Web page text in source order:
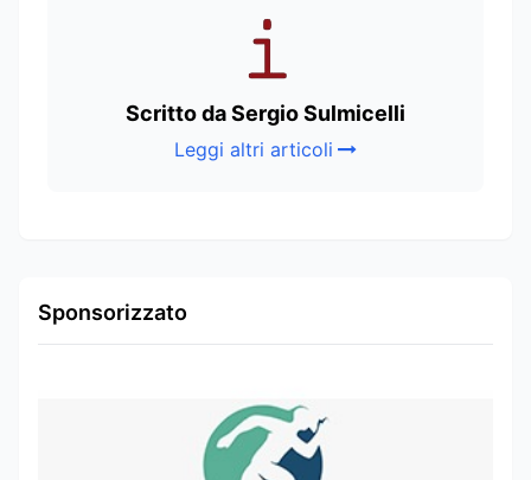
Scritto da Sergio Sulmicelli
Leggi altri articoli
Sponsorizzato